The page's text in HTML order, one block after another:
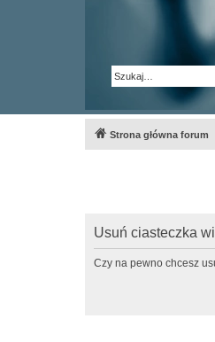
Strona główna forum
Usuń ciasteczka
Czy na pewno chcesz